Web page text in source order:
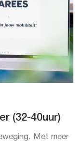
(32-40uur)
Met meer